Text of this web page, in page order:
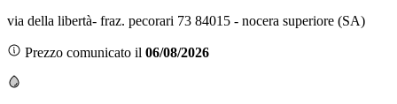
via della libertà- fraz. pecorari 73 84015 - nocera superiore (SA)
Prezzo comunicato il 06/08/2026